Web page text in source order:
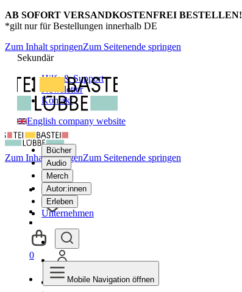
AB SOFORT VERSANDKOSTENFREI BESTELLEN!
*gilt nur für Bestellungen innerhalb DE
Zum Inhalt springenZum Seitenende springen
Sekundär
Hilfe & Support
Newsletter
Kontakt
English company website
Bücher
Audio
Merch
Autor:innen
Erleben
Unternehmen
Zum Inhalt springenZum Seitenende springen
0
Mobile Navigation öffnen